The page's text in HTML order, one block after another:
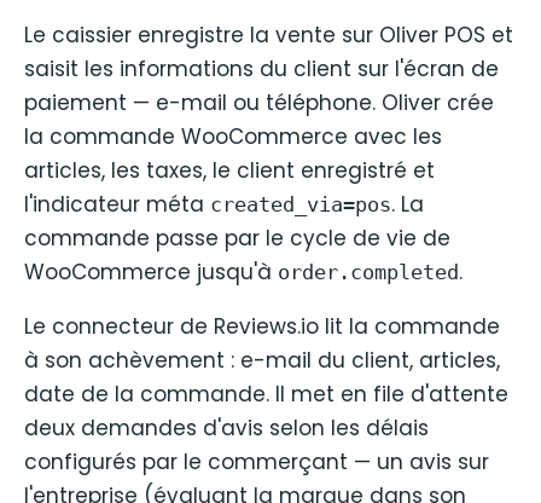
Le caissier enregistre la vente sur Oliver POS et
saisit les informations du client sur l'écran de
paiement — e-mail ou téléphone. Oliver crée
la commande WooCommerce avec les
articles, les taxes, le client enregistré et
l'indicateur méta created_via=pos. La
commande passe par le cycle de vie de
WooCommerce jusqu'à order.completed.
Le connecteur de Reviews.io lit la commande
à son achèvement : e-mail du client, articles,
date de la commande. Il met en file d'attente
deux demandes d'avis selon les délais
configurés par le commerçant — un avis sur
l'entreprise (évaluant la marque dans son